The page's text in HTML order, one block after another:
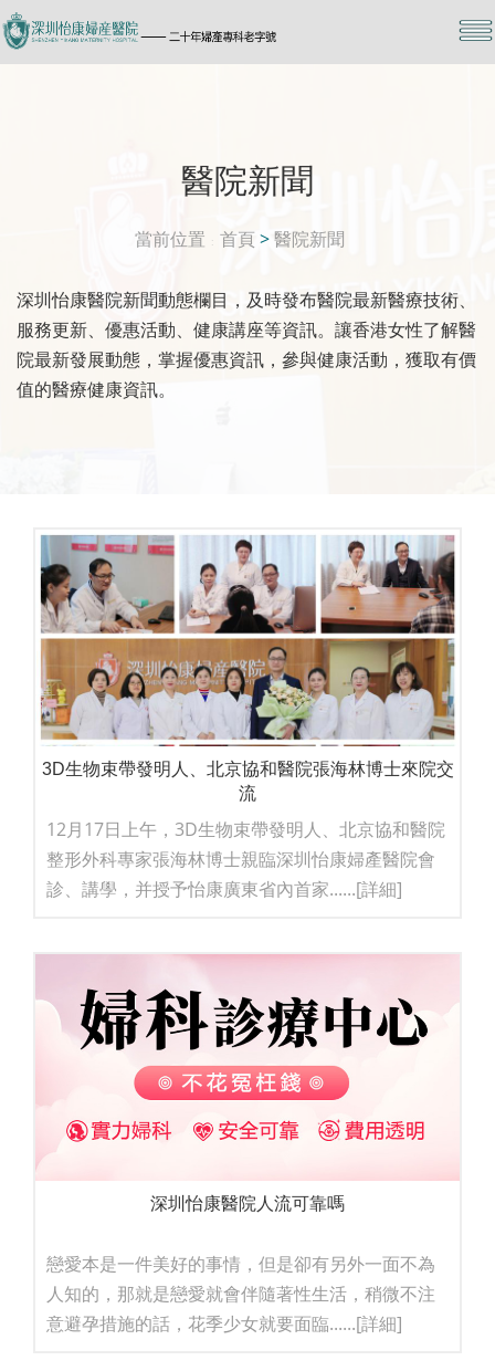
醫院新聞
當前位置 首頁 >醫院新聞
深圳怡康醫院新聞動態欄目，及時發布醫院最新醫療技術、
服務更新、優惠活動、健康講座等資訊。讓香港女性了解醫
院最新發展動態，掌握優惠資訊，參與健康活動，獲取有價
值的醫療健康資訊。
3D生物束帶發明人、北京協和醫院張海林博士來院交
流
12月17日上午，3D生物束帶發明人、北京協和醫院
整形外科專家張海林博士親臨深圳怡康婦產醫院會
診、講學，并授予怡康廣東省內首家......[詳細]
深圳怡康醫院人流可靠嗎
戀愛本是一件美好的事情，但是卻有另外一面不為
人知的，那就是戀愛就會伴隨著性生活，稍微不注
意避孕措施的話，花季少女就要面臨......[詳細]